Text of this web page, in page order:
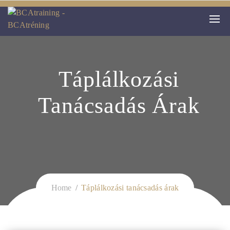
Táplálkozási
Tanácsadás Árak
Home Táplálkozási tanácsadás árak